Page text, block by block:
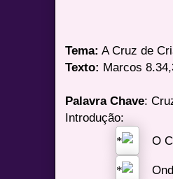
Tema: A Cruz de
Texto: Marcos
Palavra Chave:
Introdução:
O